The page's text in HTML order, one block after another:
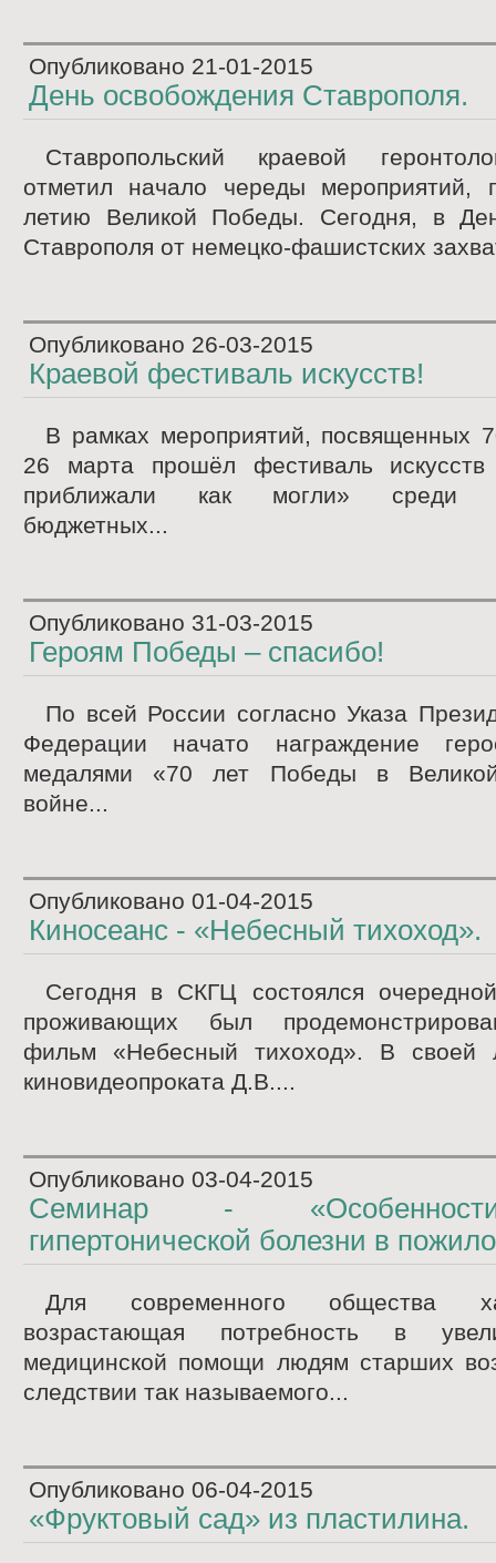
Опубликовано 21-01-2015
День освобождения Ставрополя.
Ставропольский краевой
отметил начало череды мероприятий,
летию Великой Победы. Сегодня, в
Ставрополя от немецко-фашистских
Опубликовано 26-03-2015
Краевой фестиваль искусств!
В рамках мероприятий, посвященных
26 марта прошёл фестиваль
приближали как могли» среди
бюджетных...
Опубликовано 31-03-2015
Героям Победы – спасибо!
По всей России согласно Указа
Федерации начато награждение
медалями «70 лет Победы в Великой
войне...
Опубликовано 01-04-2015
Киносеанс - «Небесный тихоход».
Сегодня в СКГЦ состоялся
проживающих был
фильм «Небесный тихоход». В своей
киновидеопроката Д.В....
Опубликовано 03-04-2015
Семинар -
гипертонической болезни в
Для современного общества
возрастающая потребность в
медицинской помощи людям старших
следствии так называемого...
Опубликовано 06-04-2015
«Фруктовый сад» из пластилина.